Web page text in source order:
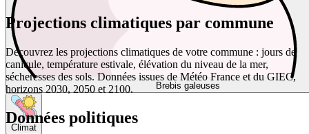
Brebis galeuses
Climat
Projections climatiques par commune
Découvrez les projections climatiques de votre commune : jours de
canicule, température estivale, élévation du niveau de la mer,
sécheresses des sols. Données issues de Météo France et du GIEC,
horizons 2030, 2050 et 2100.
Données politiques